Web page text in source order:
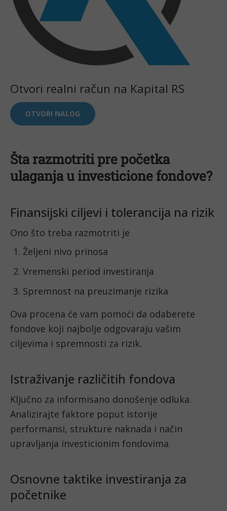
Otvori realni račun na Kapital RS
OTVORI NALOG
Šta razmotriti pre početka
ulaganja u investicione fondove?
Finansijski ciljevi i tolerancija na rizik
Ono što treba razmotriti je
Željeni nivo prinosa
Vremenski period investiranja
Spremnost na preuzimanje rizika
Ova procena će vam pomoći da odaberete
fondove koji najbolje odgovaraju vašim
ciljevima i spremnosti za rizik.
Istraživanje različitih fondova
Ključno za informisano donošenje odluka.
Analizirajte faktore poput istorije
performansi, strukture naknada i način
upravljanja investicionim fondovima.
Osnovne taktike investiranja za
početnike